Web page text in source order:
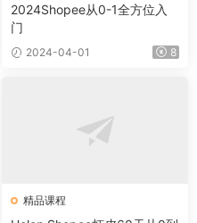
2024Shopee从0-1全方位入
门
2024-04-01 8
精品课程